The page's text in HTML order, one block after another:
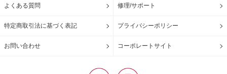
よくある質問 修理/サポート
特定商取引法に基づく表記 プライバシーポリシー
お問い合わせ コーポレートサイト